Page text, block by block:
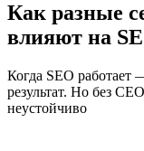
Как разные
влияют на
Когда SEO
результат. Но без
неустойчиво